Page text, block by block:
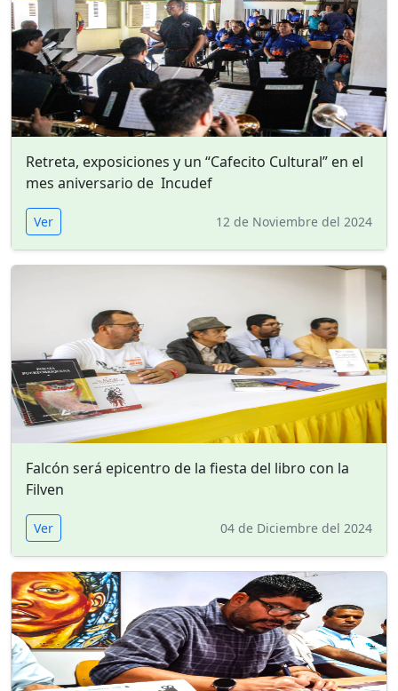
Retreta, exposiciones y un “Cafecito Cultural” en el
mes aniversario de Incudef
Ver 12 de Noviembre del 2024
Falcón será epicentro de la fiesta del libro con la
Filven
Ver 04 de Diciembre del 2024